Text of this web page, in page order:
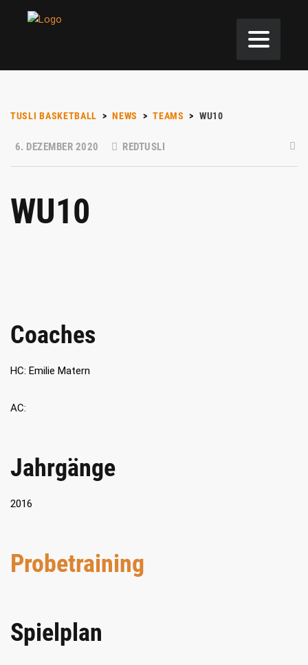
TUSLI BASKETBALL > NEWS > TEAMS > WU10
6. DEZEMBER 2020 REDTUSLI
WU10
Coaches
HC: Emilie Matern
AC:
Jahrgänge
2016
Probetraining
Spielplan